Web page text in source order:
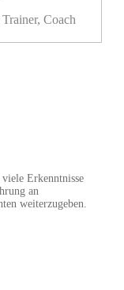
Coach
Erkenntnisse
an
weiterzugeben.